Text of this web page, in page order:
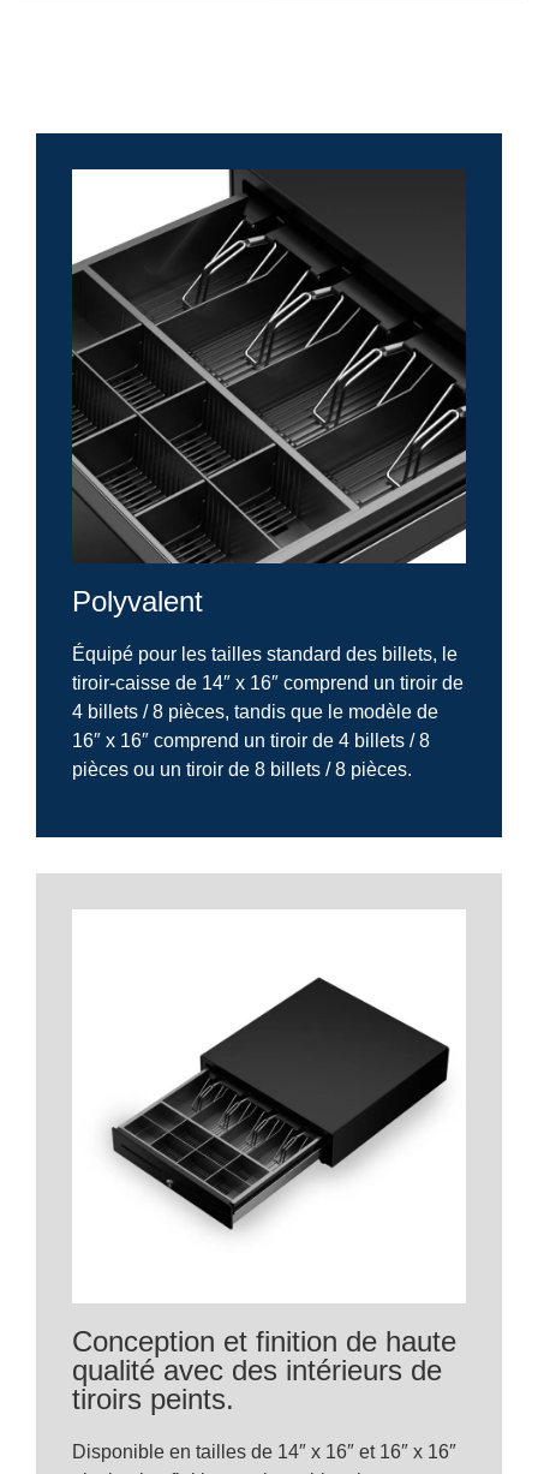
Conception et finition de haute
qualité avec des intérieurs de
tiroirs peints.
Disponible en tailles de 14″ x 16″ et 16″ x 16″
Polyvalent
Équipé pour les tailles standard des billets, le
tiroir-caisse de 14″ x 16″ comprend un tiroir de
4 billets / 8 pièces, tandis que le modèle de
16″ x 16″ comprend un tiroir de 4 billets / 8
pièces ou un tiroir de 8 billets / 8 pièces.